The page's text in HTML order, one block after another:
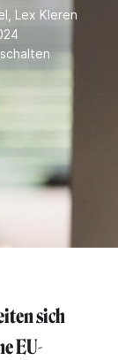
Lex Kleren
sich
EU-